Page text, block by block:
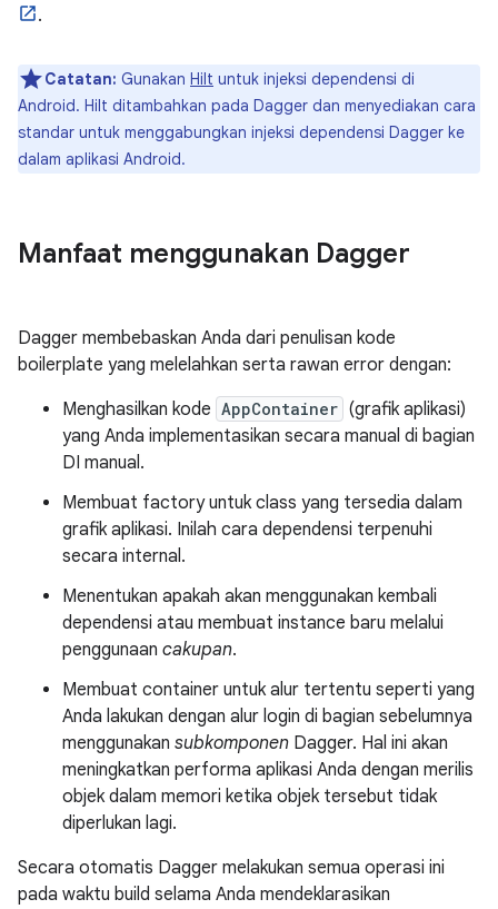
.
Catatan: Gunakan Hilt untuk injeksi dependensi di
Android. Hilt ditambahkan pada Dagger dan menyediakan cara
standar untuk menggabungkan injeksi dependensi Dagger ke
dalam aplikasi Android.
Manfaat menggunakan Dagger
Dagger membebaskan Anda dari penulisan kode
boilerplate yang melelahkan serta rawan error dengan:
Menghasilkan kode AppContainer (grafik aplikasi)
yang Anda implementasikan secara manual di bagian
DI manual.
Membuat factory untuk class yang tersedia dalam
grafik aplikasi. Inilah cara dependensi terpenuhi
secara internal.
Menentukan apakah akan menggunakan kembali
dependensi atau membuat instance baru melalui
penggunaan cakupan.
Membuat container untuk alur tertentu seperti yang
Anda lakukan dengan alur login di bagian sebelumnya
menggunakan subkomponen Dagger. Hal ini akan
meningkatkan performa aplikasi Anda dengan merilis
objek dalam memori ketika objek tersebut tidak
diperlukan lagi.
Secara otomatis Dagger melakukan semua operasi ini
pada waktu build selama Anda mendeklarasikan